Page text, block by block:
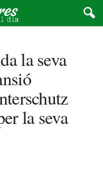
la seva
la seva